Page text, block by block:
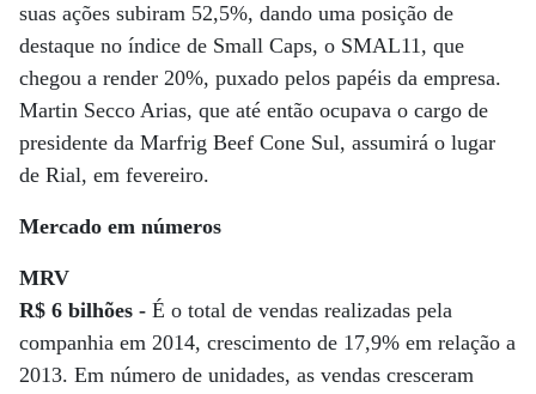
suas ações subiram 52,5%, dando uma posição de
destaque no índice de Small Caps, o SMAL11, que
chegou a render 20%, puxado pelos papéis da empresa.
Martin Secco Arias, que até então ocupava o cargo de
presidente da Marfrig Beef Cone Sul, assumirá o lugar
de Rial, em fevereiro.
Mercado em números
MRV
R$ 6 bilhões - É o total de vendas realizadas pela
companhia em 2014, crescimento de 17,9% em relação a
2013. Em número de unidades, as vendas cresceram